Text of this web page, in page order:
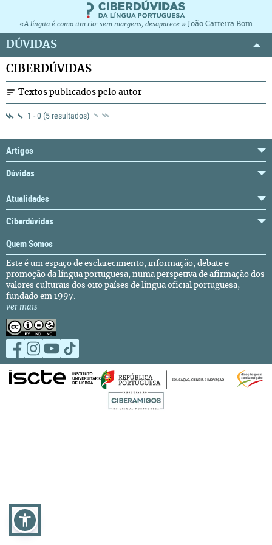
«A língua é como um rio: sem margens, desaparece.» João Carreira Bom
DÚVIDAS
CIBERDÚVIDAS
Textos publicados pelo autor
1 - 0 (5 resultados)
Artigos
Dúvidas
Atualidades
Ciberdúvidas
Quem Somos
Este é um espaço de esclarecimento, informação, debate e
promoção da língua portuguesa, numa perspetiva de afirmação dos
valores culturais dos oito países de língua oficial portuguesa,
fundado em 1997.
ver mais